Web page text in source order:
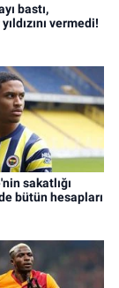
bastı,
vermedi!
sakatlığı
bütün hesapları